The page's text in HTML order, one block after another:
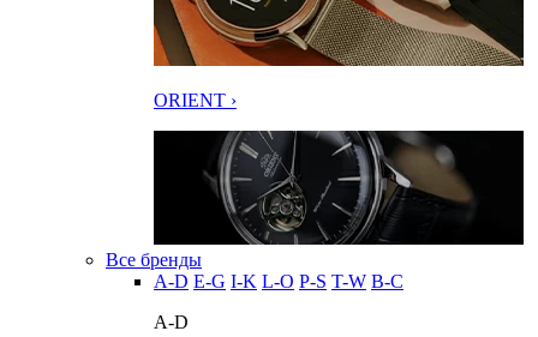
ORIENT ›
Все бренды
A-D E-G I-K L-O P-S T-W В-С
A-D